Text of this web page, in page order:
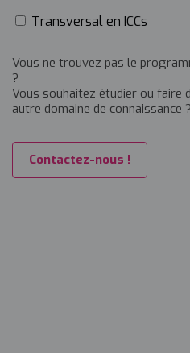
Transversal en ICCs
Vous ne trouvez pas le
?
Vous souhaitez étudier ou faire
autre domaine de connaissance ?
Contactez-nous !